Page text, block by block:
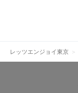
レッツエンジョイ東京